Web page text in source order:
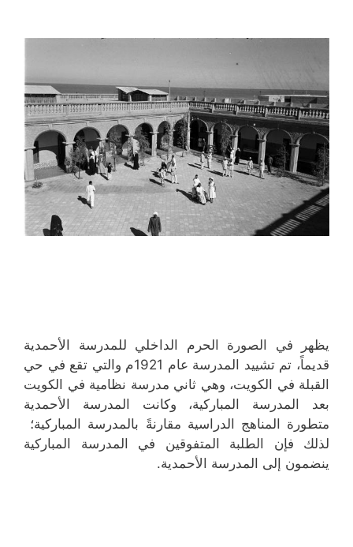
يظهر في الصورة الحرم الداخلي للمدرسة الأحمدية
قديماً، تم تشييد المدرسة عام 1921م والتي تقع في حي
القبلة في الكويت، وهي ثاني مدرسة نظامية في الكويت
بعد المدرسة المباركية، وكانت المدرسة الأحمدية
متطورة المناهج الدراسية مقارنةً بالمدرسة المباركية؛
لذلك فإن الطلبة المتفوقين في المدرسة المباركية
ينضمون إلى المدرسة الأحمدية.